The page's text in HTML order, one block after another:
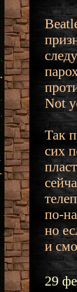
Not
Так
сих
по-
но
и
29